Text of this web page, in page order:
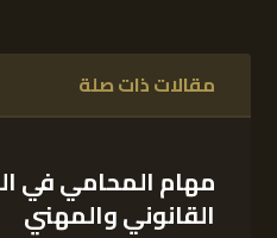
مقالات ذات صلة
مهام المحامي في
القانوني والمهني